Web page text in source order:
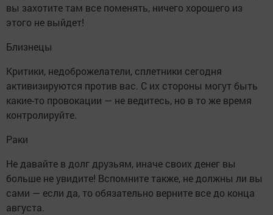
вы захотите там все поменять, ничего хорошего из
этого не выйдет!
Близнецы
Критики, недоброжелатели, сплетники сегодня
активизируются против вас. С их стороны могут быть
какие-то провокации — не ведитесь, но в то же время
контролируйте.
Раки
Не давайте в долг друзьям, иначе своих денег вы
больше не увидите! Вспомните также, не должны ли вы
сами — если да, то обязательно верните все до конца
августа.